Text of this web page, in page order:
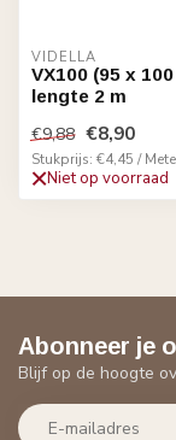
VIDELLA
VX100 (95 x
lengte 2 m
€9,88 €8,90
Stukprijs: €4,45 /
Niet op voorraad
Abonneer je
Blijf op de hoogte